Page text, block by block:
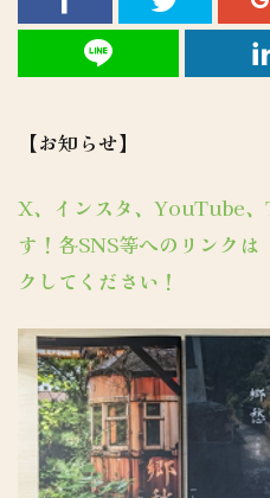
【お知らせ】
X、インスタ、YouTube
す！各SNS等へのリンクは
クしてください！